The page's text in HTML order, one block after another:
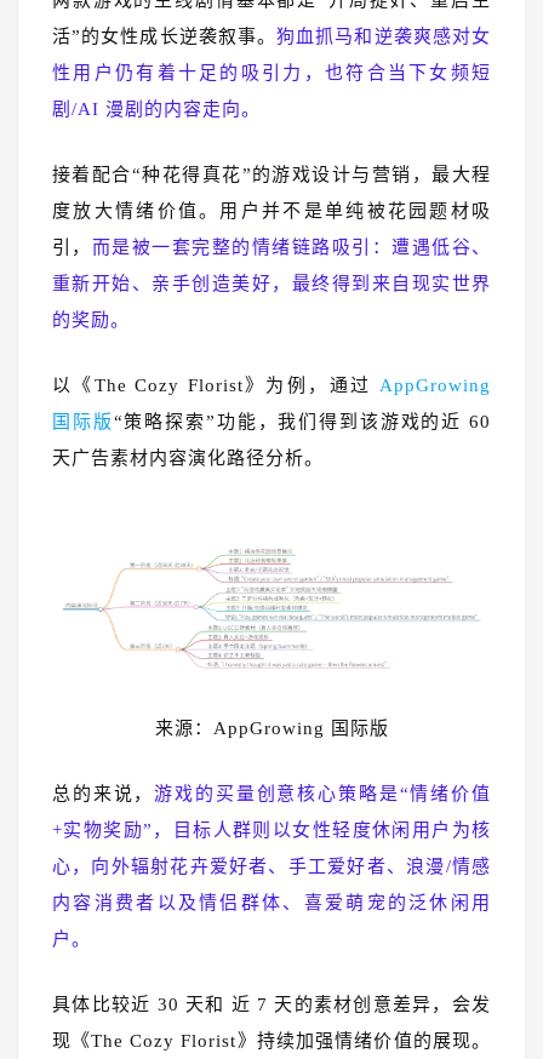
活”的女性成长逆袭叙事。狗血抓马和逆袭爽感对女
性用户仍有着十足的吸引力，也符合当下女频短
剧/AI 漫剧的内容走向。
接着配合“种花得真花”的游戏设计与营销，最大程
度放大情绪价值。用户并不是单纯被花园题材吸
引， 而是被一套完整的情绪链路吸引：遭遇低谷、
重新开始、亲手创造美好，最终得到来自现实世界
的奖励。
以《The Cozy Florist》为例，通过 AppGrowing
国际版“策略探索”功能，我们得到该游戏的近 60
天广告素材内容演化路径分析。
来源：AppGrowing 国际版
总的来说，游戏的买量创意核心策略是“情绪价值
+实物奖励”，目标人群则以女性轻度休闲用户为核
心，向外辐射花卉爱好者、手工爱好者、浪漫/情感
内容消费者以及情侣群体、喜爱萌宠的泛休闲用
户。
具体比较近 30 天和 近 7 天的素材创意差异，会发
现《The Cozy Florist》持续加强情绪价值的展现。